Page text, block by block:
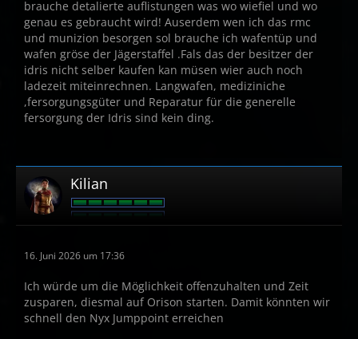
brauche detalierte auflistungen was wo wiefiel und wo
genau es gebraucht wird! Auserdem wen ich das rmc
und munizion besorgen sol brauche ich wafentüp und
wafen gröse der Jägerstaffel .Fals das der besitzer der
idris nicht selber kaufen kan müsen wier auch noch
ladezeit miteinrechnen. Langwafen, mediziniche
,fersorgungsgüter und Reparatur für die generelle
fersorgung der Idris sind kein ding.
Kilian
16. Juni 2026 um 17:36
Ich würde um die Möglichkeit offenzuhalten und Zeit
zusparen, diesmal auf Orison starten. Damit könnten wir
schnell den Nyx Jumppoint erreichen